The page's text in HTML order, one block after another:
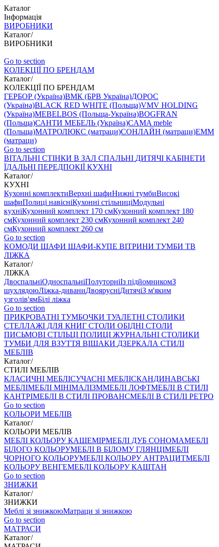
Каталог
Інформація
ВИРОБНИКИ
Каталог/
ВИРОБНИКИ
Go to section
КОЛЕКЦІЇ ПО БРЕНДАМ
Каталог/
КОЛЕКЦІЇ ПО БРЕНДАМ
ГЕРБОР (Україна)ВМК (БРВ Україна)ДОРОС
(Україна)BLACK RED WHITE (Польща)VMV HOLDING
(Україна)MEBELBOS (Польща-Україна)BOGFRAN
(Польща)САНТИ МЕБЕЛЬ (Україна)CAMA meble
(Польща)МАТРОЛЮКС (матраци)СОНЛАЙН (матраци)EMM
(матраци)
Go to section
ВIТАЛЬНI СТІНКИ В ЗАЛ СПАЛЬНІ ДИТЯЧІ КАБІНЕТИ
ЇДАЛЬНI ПЕРЕДПОКІЇ КУХНІ
Каталог/
КУХНІ
Кухонні комплектиВерхні шафиНижні тумбиВисокі
шафиПолиці навісніКухонні стільниціМодульні
кухніКухонний комплект 170 смКухонний комплект 180
смКухонний комплект 230 смКухонний комплект 240
смКухонний комплект 260 см
Go to section
КОМОДИ ШАФИ ШАФИ-КУПЕ ВІТРИНИ ТУМБИ ТВ
ЛІЖКА
Каталог/
ЛІЖКА
ДвоспальніОдноспальніПолуторніІз підйомникомЗ
шухлядоюЛіжка-диваниДвоярусніДитячіЗ м'яким
узголів'ямБілі ліжка
Go to section
ПРИКРОВАТНІ ТУМБОЧКИ ТУАЛЕТНІ СТОЛИКИ
СТЕЛЛАЖІ ДЛЯ КНИГ СТОЛИ ОБІДНІ СТОЛИ
ПИСЬМОВІ СТІЛЬЦI ПОЛИЦІ ЖУРНАЛЬНІ СТОЛИКИ
ТУМБИ ДЛЯ ВЗУТТЯ ВІШАКИ ДЗЕРКАЛА СТИЛІ
МЕБЛІВ
Каталог/
СТИЛІ МЕБЛІВ
КЛАСИЧНІ МЕБЛІСУЧАСНІ МЕБЛІСКАНДИНАВСЬКІ
МЕБЛІМЕБЛІ МІНІМАЛІЗММЕБЛІ ЛОФТМЕБЛІ В СТИЛІ
КАНТРІМЕБЛІ В СТИЛІ ПРОВАНСМЕБЛІ В СТИЛІ РЕТРО
Go to section
КОЛЬОРИ МЕБЛІВ
Каталог/
КОЛЬОРИ МЕБЛІВ
МЕБЛІ КОЛЬОРУ КАШЕМІРМЕБЛІ ДУБ СОНОМАМЕБЛІ
БІЛОГО КОЛЬОРУМЕБЛІ В БІЛОМУ ГЛЯНЦІМЕБЛІ
ЧОРНОГО КОЛЬОРУМЕБЛІ КОЛЬОРУ АНТРАЦИТМЕБЛІ
КОЛЬОРУ ВЕНГЕМЕБЛІ КОЛЬОРУ КАШТАН
Go to section
ЗНИЖКИ
Каталог/
ЗНИЖКИ
Меблі зі знижкоюМатраци зі знижкою
Go to section
МАТРАСИ
Каталог/